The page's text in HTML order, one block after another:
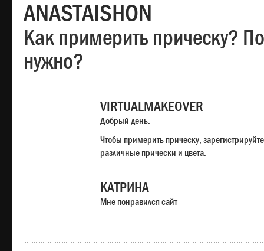
ANASTAISHON
Как примерить прическу?
нужно?
VIRTUALMAKEOVER
Добрый день.
Чтобы примерить прическу,
различные прически и цвета.
КАТРИНА
Мне понравился сайт